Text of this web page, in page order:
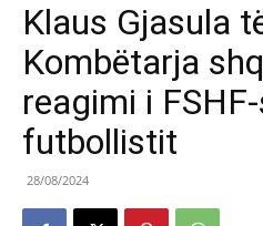
Klaus Gjasula
Kombëtarja
reagimi i
futbollistit
28/08/2024